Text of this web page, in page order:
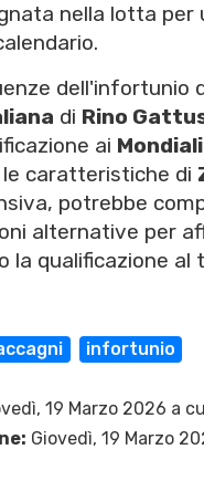
nella lotta per
dell'infortunio
di Rino
ai
caratteristiche di
potrebbe
alternative per
la qualificazione al
infortunio
19 Marzo 2026 a
Giovedì, 19 Marzo